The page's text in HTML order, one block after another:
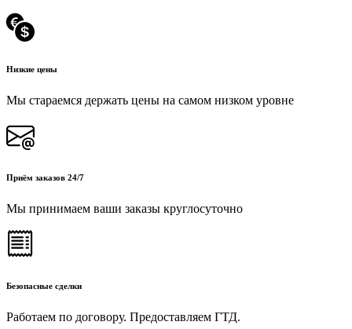
Низкие цены
Мы стараемся держать цены на самом низком уровне
Приём заказов 24/7
Мы принимаем ваши заказы круглосуточно
Безопасные сделки
Работаем по договору. Предоставляем ГТД.